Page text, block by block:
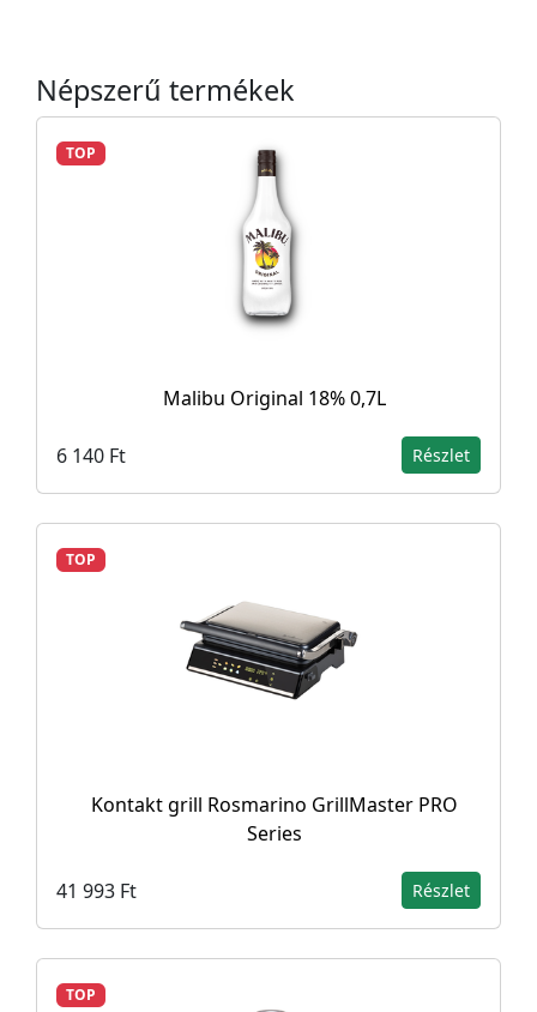
Népszerű termékek
TOP
Malibu Original 18% 0,7L
6 140 Ft Részlet
TOP
Kontakt grill Rosmarino GrillMaster PRO
Series
41 993 Ft Részlet
TOP